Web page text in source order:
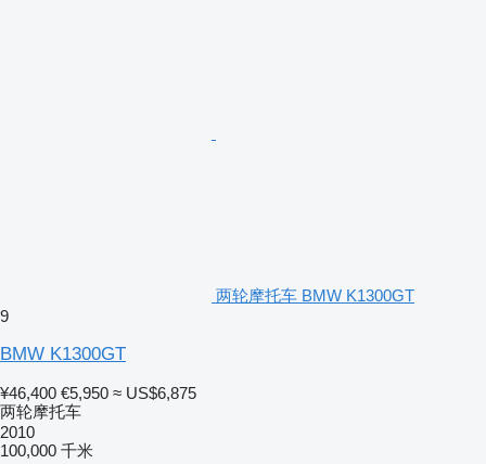
两轮摩托车 BMW K1300GT
9
BMW K1300GT
¥46,400 €5,950 ≈ US$6,875
两轮摩托车
2010
100,000 千米